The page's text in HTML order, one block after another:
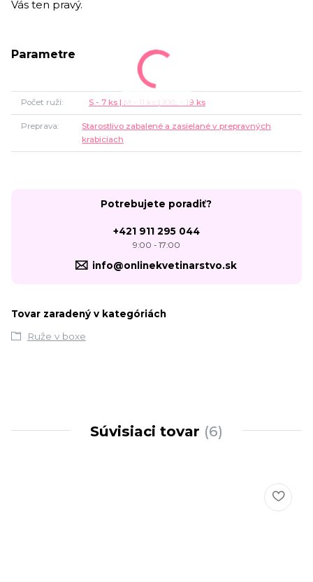
Vás ten pravý.
Parametre
Počet ruží S - 7 ks | M - 11 ks | XXL - 19 ks
Preprava
Starostlivo zabalené a zasielané v prepravných
krabiciach
Potrebujete poradiť?
+421 911 295 044
9:00 - 17:00
info@onlinekvetinarstvo.sk
Tovar zaradený v kategóriách
Ruže v boxe
Súvisiaci tovar 6